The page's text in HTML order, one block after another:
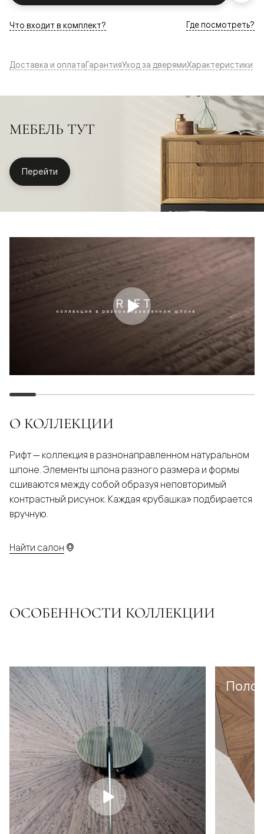
Что входит в комплект? Где посмотреть?
Доставка и оплатаГарантияУход за дверямиХарактеристики
МЕБЕЛЬ ТУТ
Перейти
О КОЛЛЕКЦИИ
Рифт — коллекция в разнонаправленном натуральном
шпоне. Элементы шпона разного размера и формы
сшиваются между собой образуя неповторимый
контрастный рисунок. Каждая «рубашка» подбирается
вручную.
Найти салон
ОСОБЕННОСТИ КОЛЛЕКЦИИ